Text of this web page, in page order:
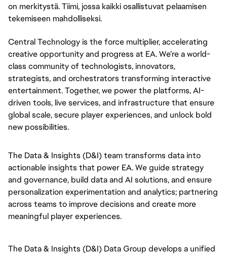
on merkitystä. Tiimi, jossa kaikki osallistuvat pelaamisen
tekemiseen mahdolliseksi.
Central Technology is the force multiplier, accelerating
creative opportunity and progress at EA. We’re a world-
class community of technologists, innovators,
strategists, and orchestrators transforming interactive
entertainment. Together, we power the platforms, AI-
driven tools, live services, and infrastructure that ensure
global scale, secure player experiences, and unlock bold
new possibilities.
The Data & Insights (D&I) team transforms data into
actionable insights that power EA. We guide strategy
and governance, build data and AI solutions, and ensure
personalization experimentation and analytics; partnering
across teams to improve decisions and create more
meaningful player experiences.
The Data & Insights (D&I) Data Group develops a unified